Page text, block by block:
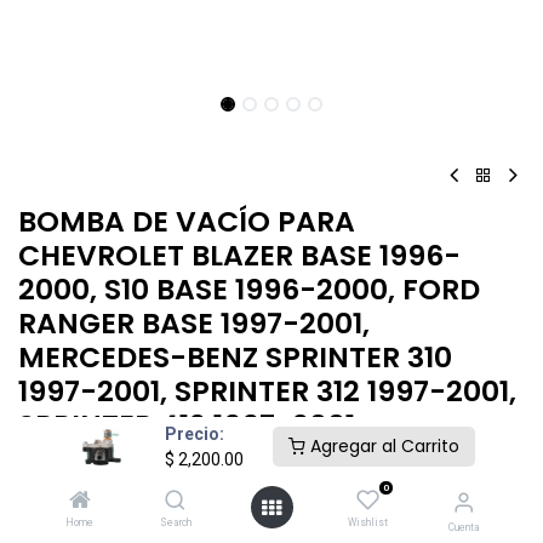
Precio:
$ 2,200.00
Agregar al Carrito
Home Search
0
Wishlist Cuenta
BOMBA DE VACÍO PARA
CHEVROLET BLAZER BASE 1996-
2000, S10 BASE 1996-2000, FORD
RANGER BASE 1997-2001,
MERCEDES-BENZ SPRINTER 310
1997-2001, SPRINTER 312 1997-2001,
SPRINTER 412 1997-2001
BOMBA VACIO MERCEDES-BENZ SPRINTER 97-98
2,200.00